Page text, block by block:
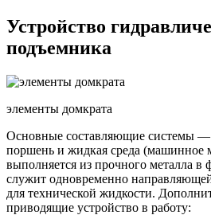
Устройство
подъемника
элементы домкрата
Основные составляющие системы
поршень и жидкая среда (машинное
выполняется из прочного металла
служит одновременно
для технической жидкости.
приводящие устройство в работу: